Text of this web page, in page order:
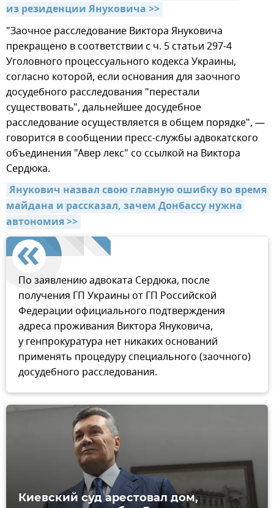
из резиденции Януковича >>
"Заочное расследование Виктора Януковича
прекращено в соответствии с ч. 5 статьи 297-4
Уголовного процессуального кодекса Украины,
согласно которой, если основания для заочного
досудебного расследования "перестали
существовать", дальнейшее досудебное
расследование осуществляется в общем порядке", —
говорится в сообщении пресс-службы адвокатского
объединения "Авер лекс" со ссылкой на Виктора
Сердюка.
Янукович назвал свою главную ошибку во время
майдана и рассказал, зачем Донбассу нужна
автономия >>
По заявлению адвоката Сердюка, после
получения ГП Украины от ГП Российской
Федерации официального подтверждения
адреса проживания Виктора Януковича,
у генпрокуратура нет никаких оснований
применять процедуру специального (заочного)
досудебного расследования.
Киевский суд арестовал дом,